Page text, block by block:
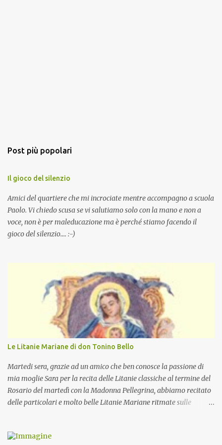
Post più popolari
Il gioco del silenzio
Amici del quartiere che mi incrociate mentre accompagno a scuola
Paolo. Vi chiedo scusa se vi salutiamo solo con la mano e non a
voce, non è per maleducazione ma è perché stiamo facendo il
gioco del silenzio.... :-)
Le Litanie Mariane di don Tonino Bello
Martedi sera, grazie ad un amico che ben conosce la passione di
mia moglie Sara per la recita delle Litanie classiche al termine del
Rosario del martedì con la Madonna Pellegrina, abbiamo recitato
delle particolari e molto belle Litanie Mariane ritmate sulle
preghiera.